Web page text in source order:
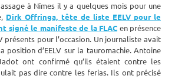
à Nîmes il y a quelques mois pour une
Dirk Offringa, tête de liste EELV pour le
signé le manifeste de la FLAC en présence
présents pour l’occasion. Un journaliste avait
position d’EELV sur la tauromachie. Antoine
ont confirmé qu’ils étaient contre les
pas dire contre les ferias. Ils ont précisé